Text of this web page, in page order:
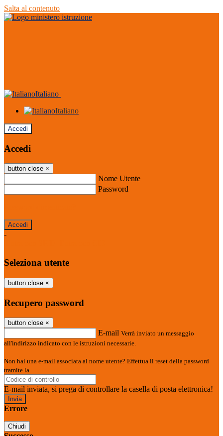
Salta al contenuto
Italiano
Italiano
Accedi
Accedi
button close ×
Nome Utente
Password
-
Seleziona utente
button close ×
Recupero password
button close ×
E-mail Verrà inviato un messaggio
all'indirizzo indicato con le istruzioni necessarie.
Non hai una e-mail associata al nome utente? Effettua il reset della password
tramite la
E-mail inviata, si prega di controllare la casella di posta elettronica!
Errore
Chiudi